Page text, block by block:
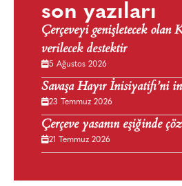
son yazıları
Çerçeveyi genişletecek olan
verilecek destektir
5 Ağustos 2026
Savaşa Hayır İnisiyatifi’ni
23 Temmuz 2026
Çerçeve yasanın eşiğinde
21 Temmuz 2026